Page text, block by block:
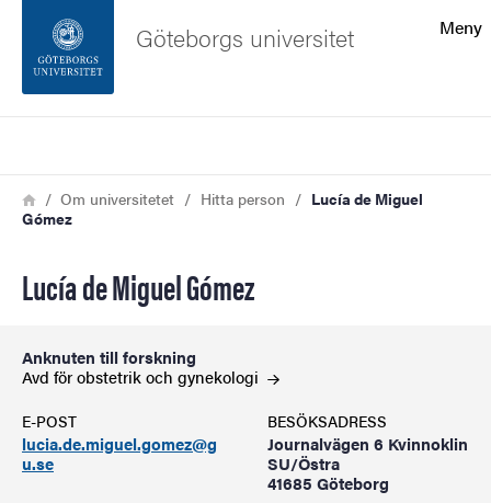
Sidfoten
Om webbplatsen
Meny
Göteborgs universitet
Länkstig
HemOm universitetet Hitta person
Lucía de Miguel
Gómez
Lucía de Miguel Gómez
Anknuten till forskning
Avd för obstetrik och gynekologi
E-POST
lucia.de.miguel.gomez@g
u.se
BESÖKSADRESS
Journalvägen 6 Kvinnoklin
SU/Östra
41685 Göteborg